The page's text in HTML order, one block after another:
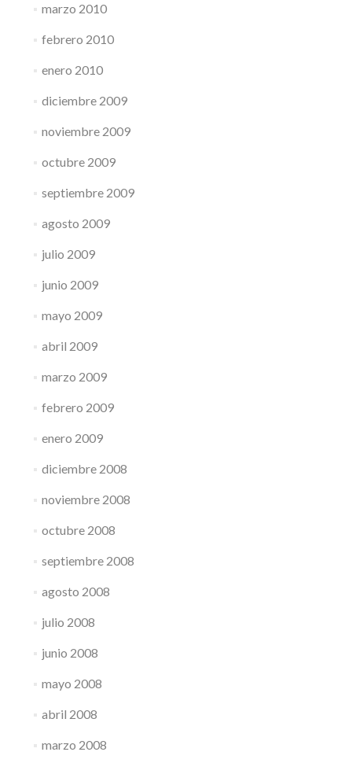
marzo 2010
febrero 2010
enero 2010
diciembre 2009
noviembre 2009
octubre 2009
septiembre 2009
agosto 2009
julio 2009
junio 2009
mayo 2009
abril 2009
marzo 2009
febrero 2009
enero 2009
diciembre 2008
noviembre 2008
octubre 2008
septiembre 2008
agosto 2008
julio 2008
junio 2008
mayo 2008
abril 2008
marzo 2008